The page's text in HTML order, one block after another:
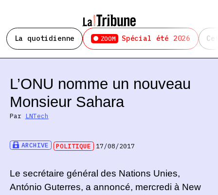
La quotidienne ZOOM Spécial été 2026
ARCHIVE POLITIQUE 17/08/2017
L’ONU nomme un nouveau
Monsieur Sahara
Par LNTech
Le secrétaire général des Nations Unies,
António Guterres, a annoncé, mercredi à New